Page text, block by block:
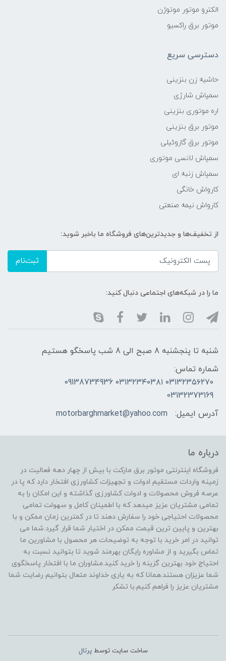
الکترو موتور موتوژن
موتور برق راکسیو
دسترسی سریع
حاشیه زن بنزینی
سمپاش شارژی
اره موتوری بنزینی
موتور برق بنزینی
موتور برق گازوئیلی
سمپاش لانسی موتوری
سمپاش زنبه ای
کارواش خانگی
کارواش نیمه صنعتی
از تخفیف‌ها و جدیدترین‌های فروشگاه ما باخبر شوید:
ثبت‌نام
ما را در شبکه‌های اجتماعی دنبال کنید:
شنبه تا پنجشنبه 8 صبح الی 8 شب پاسخگو هستیم
شماره تماس:
۰۳۱۳۲۳۵۶۲۷۰ ۰۳۱۳۲۳۴۰۳۸۱ 09138734936
03132373169
آدرس ایمیل:
motorbarghmarket@yahoo.com
درباره ما
فروشگاه اینترنتی موتور برق مارکت با بیش از چهار دهه فعالیت در
زمینه واردات مستقیم ادوات و تجهیزات کشاورزی افتخار دارد که پا در
عرصه فروش محصولات و ادوات کشاورزی گذاشته و این امکان را به
تمامی مشتریان عزیز میدهد که با اطمینان کامل و سهولت تمامی
محصولات احتیاجی خود را سفارش دهند تا در کمترین زمان ممکن و با
بهترین و پایین ترین قیمت ممکن در اختیار شما قرار گیرد.شما می
توانید در امر خرید با توجه به توضیحات هر محصول با مشاورین ما
تماس بگیرید و از مشاوره رایگان بهرمند شوید تا بتوانید نسبت به
احتیاج خود بهترین گزینه را خرید کنید.مشاوران ما با افتخار پاسخگوی
شما عزیزان هستند.همانا که به یاری خداوند متعال بتوانیم رضایت شما
مشتریان عزیز را فراهم کنیم.با تشکر
ساخت سایت توسطپرتال